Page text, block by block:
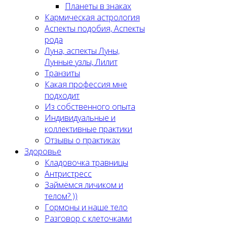
Планеты в знаках
Кармическая астрология
Аспекты подобия, Аспекты
рода
Луна, аспекты Луны,
Лунные узлы, Лилит
Транзиты
Какая профессия мне
подходит
Из собственного опыта
Индивидуальные и
коллективные практики
Отзывы о практиках
Здоровье
Кладовочка травницы
Антристресс
Займёмся личиком и
телом? ))
Гормоны и наше тело
Разговор с клеточками